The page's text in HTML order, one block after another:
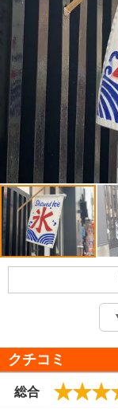
クチコミ
総合